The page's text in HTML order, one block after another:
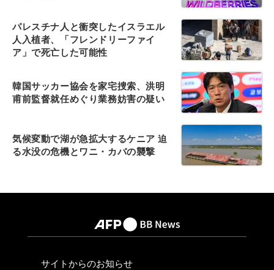
パレスチナ人と衝突したイスラエル
人入植者、「フレンドリーファイ
ア」で死亡した可能性
韓国サッカー協会を家宅捜索、洪明
甫前監督就任めぐり業務妨害の疑い
気候変動で湖が急拡大するケニア 迫
る水没の危機とワニ・カバの襲撃
サイトからのお知らせ